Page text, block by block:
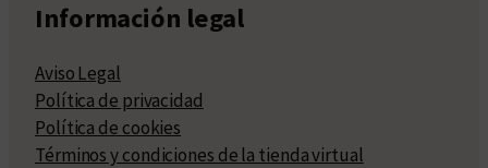
Información legal
Aviso Legal
Política de privacidad
Política de cookies
Términos y condiciones de la tienda virtual